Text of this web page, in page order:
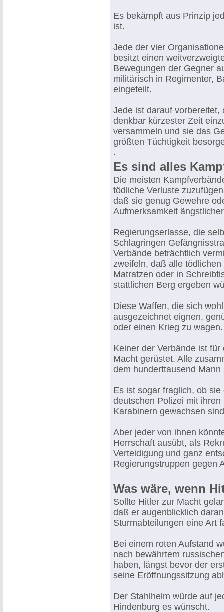
Es bekämpft aus Prinzip
ist.
Jede der vier
besitzt einen
Bewegungen der Gegner
militärisch in Regimenter,
eingeteilt.
Jede ist darauf vorbereitet,
denkbar kürzester Zeit
versammeln und sie das
größten Tüchtigkeit
.
Es sind alles
Die meisten
tödliche Verluste
daß sie genug Gewehre
Aufmerksamkeit
Regierungserlasse, die
Schlagringen
Verbände beträchtlich
zweifeln, daß alle
Matratzen oder in
stattlichen Berg ergeben
Diese Waffen, die sich
ausgezeichnet eignen,
oder einen Krieg zu wagen.
Keiner der Verbände ist
Macht gerüstet. Alle
dem hunderttausend
Es ist sogar fraglich, ob
deutschen Polizei mit
Karabinern gewachsen
Aber jeder von ihnen
Herrschaft ausübt, als
Verteidigung und ganz
Regierungstruppen gegen
Was wäre, wenn
Sollte Hitler zur Macht
daß er augenblicklich
Sturmabteilungen eine Art
Bei einem roten Aufstand
nach bewährtem
haben, längst bevor der
seine Eröffnungssitzung
Der Stahlhelm würde auf
Hindenburg es wünscht.